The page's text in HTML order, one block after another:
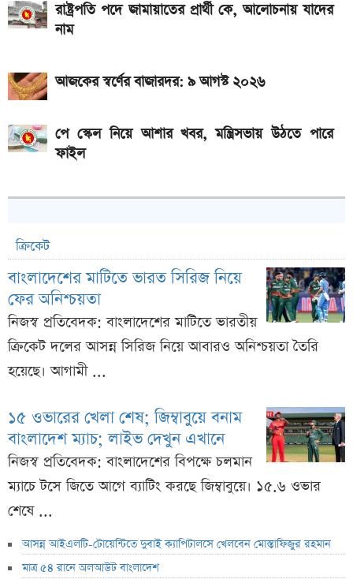
রাষ্ট্রপতি পদে জামায়াতের প্রার্থী কে, আলোচনায় যাদের
নাম
আজকের স্বর্ণের বাজারদর: ৯ আগস্ট ২০২৬
পে স্কেল নিয়ে আশার খবর, মন্ত্রিসভায় উঠতে পারে
ফাইল
ক্রিকেট
বাংলাদেশের মাটিতে ভারত সিরিজ নিয়ে
ফের অনিশ্চয়তা
নিজস্ব প্রতিবেদক: বাংলাদেশের মাটিতে ভারতীয়
ক্রিকেট দলের আসন্ন সিরিজ নিয়ে আবারও অনিশ্চয়তা তৈরি
হয়েছে। আগামী ...
১৫ ওভারের খেলা শেষ; জিম্বাবুয়ে বনাম
বাংলাদেশ ম্যাচ; লাইভ দেখুন এখানে
নিজস্ব প্রতিবেদক: বাংলাদেশের বিপক্ষে চলমান
ম্যাচে টসে জিতে আগে ব্যাটিং করছে জিম্বাবুয়ে। ১৫.৬ ওভার
শেষে ...
আসন্ন আইএলটি-টোয়েন্টিতে দুবাই ক্যাপিটালসে খেলবেন মোস্তাফিজুর রহমান
মাত্র ৫৪ রানে অলআউট বাংলাদেশ